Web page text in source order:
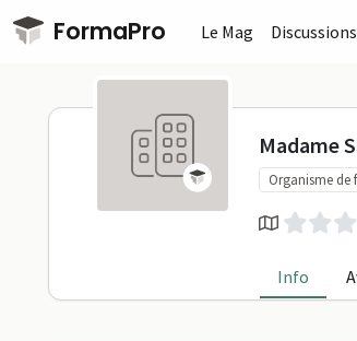
Passer au contenu principal
FormaPro Le Mag Discussions
Madame
Organisme
Info